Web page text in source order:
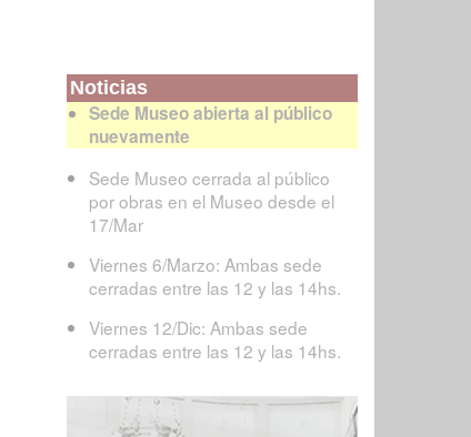
Noticias
Sede Museo abierta al público
nuevamente
Sede Museo cerrada al público
por obras en el Museo desde el
17/Mar
Viernes 6/Marzo: Ambas sede
cerradas entre las 12 y las 14hs.
Viernes 12/Dic: Ambas sede
cerradas entre las 12 y las 14hs.